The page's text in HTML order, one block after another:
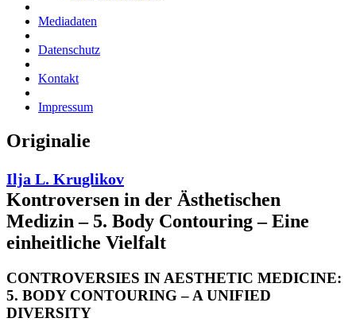
Mediadaten
Datenschutz
Kontakt
Impressum
Originalie
Ilja L. Kruglikov
Kontroversen in der Ästhetischen
Medizin – 5. Body Contouring – Eine
einheitliche Vielfalt
CONTROVERSIES IN AESTHETIC MEDICINE:
5. BODY CONTOURING – A UNIFIED
DIVERSITY